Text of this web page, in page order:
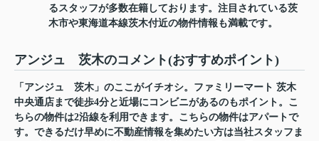
るスタッフが多数在籍しております。注目されている茨
木市や東海道本線茨木付近の物件情報も満載です。
アンジュ 茨木のコメント(おすすめポイント)
「アンジュ 茨木」のここがイチオシ。ファミリーマート 茨木
中央通店まで徒歩4分と近場にコンビニがあるのもポイント。こ
ちらの物件は2沿線を利用できます。こちらの物件はアパートで
す。できるだけ早めに不動産情報を集めたい方は当社スタッフま